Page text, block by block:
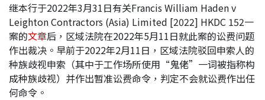
业务领域
我们的团队
继本行于2022年3月31日有关Francis William Haden v
Leighton Contractors (Asia) Limited [2022] HKDC 152一
案的文章后，区域法院在2022年5月11日就此案的讼费问题
作出裁决。早前于2022年2月11日，区域法院驳回申索人的
种族歧视申索（其中于工作场所使用“鬼佬”一词被指称构
成种族歧视）并作出暂准讼费命令，判定不会就讼费作出任
何命令。